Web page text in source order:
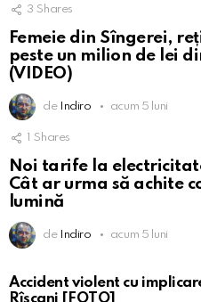
3 Shares
Femeie din Sîngerei,
peste un milion de lei
(VIDEO)
de Indiro acum 5 luni
1 Shares
Noi tarife la
Cât ar urma să achite
lumină
de Indiro acum 5 luni
Accident violent cu
Rîșcani [FOTO]